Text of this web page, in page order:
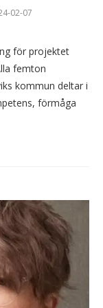
02-07
för projektet
femton
kommun deltar i
förmåga